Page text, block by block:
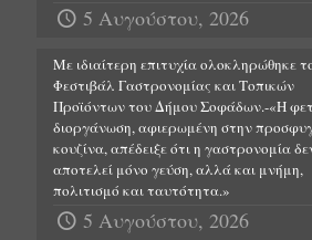
5 Αυγούστου, 2026
Με ιδιαίτερη επιτυχία ολοκληρώθηκε
Φεστιβάλ Γαστρονομίας και Τοπικών
Προϊόντων του Δήμου Σοφάδων.-«Η
διοργάνωση, αφιερωμένη στην
κουζίνα, απέδειξε ότι η γαστρονομία
αποτελεί μόνο γεύση, αλλά και μνήμη,
πολιτισμό και ταυτότητα.»
5 Αυγούστου, 2026